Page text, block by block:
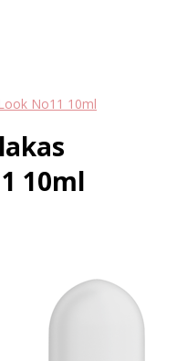
No11 10ml
10ml